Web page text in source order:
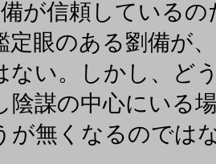
が信頼している
定眼のある劉備が
ない。しかし、ど
陰謀の中心にいる
が無くなるのでは